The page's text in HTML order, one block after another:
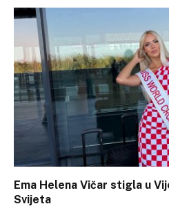
Ema Helena Vičar stigla u
Svijeta